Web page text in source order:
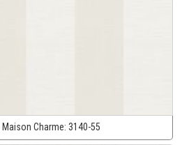
Maison Charme: 3140-55